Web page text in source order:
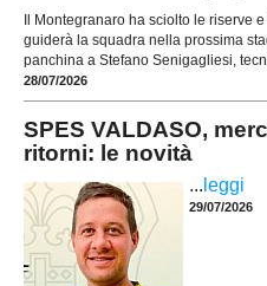
Il Montegranaro ha sciolto le riserve
guiderà la squadra nella prossima
panchina a Stefano Senigagliesi,
28/07/2026
SPES VALDASO,
ritorni: le novità
... leggi
29/07/2026